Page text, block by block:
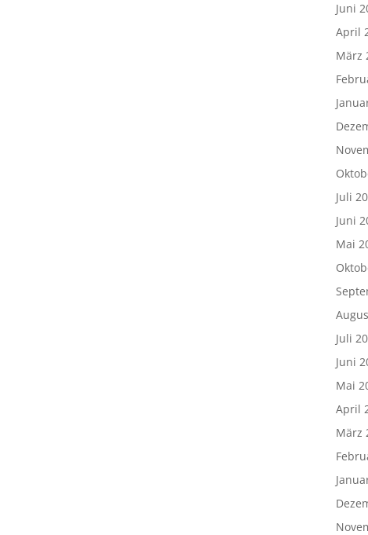
Juni
April
März
Juli
Juni
Mai
Juli
Juni
Mai
April
März